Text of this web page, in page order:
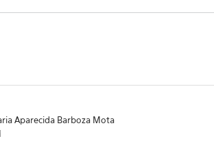
Aparecida Barboza Mota